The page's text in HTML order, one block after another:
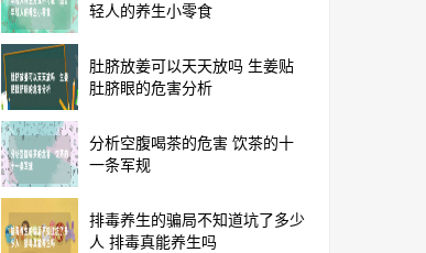
轻人的养生小零食
肚脐放姜可以天天放吗 生姜贴
肚脐眼的危害分析
分析空腹喝茶的危害 饮茶的十
一条军规
排毒养生的骗局不知道坑了多少
人 排毒真能养生吗